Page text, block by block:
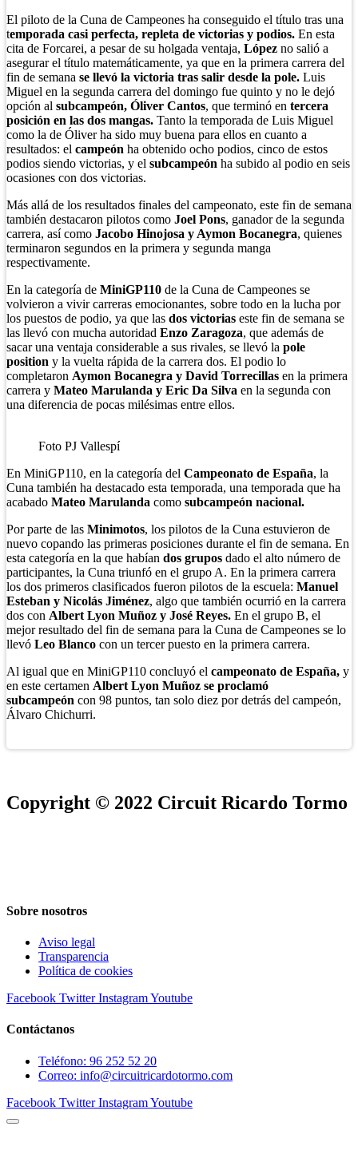
El piloto de la Cuna de Campeones ha conseguido el título tras una
temporada casi perfecta, repleta de victorias y podios. En esta
cita de Forcarei, a pesar de su holgada ventaja, López no salió a
asegurar el título matemáticamente, ya que en la primera carrera del
fin de semana se llevó la victoria tras salir desde la pole. Luis
Miguel en la segunda carrera del domingo fue quinto y no le dejó
opción al subcampeón, Óliver Cantos, que terminó en tercera
posición en las dos mangas. Tanto la temporada de Luis Miguel
como la de Óliver ha sido muy buena para ellos en cuanto a
resultados: el campeón ha obtenido ocho podios, cinco de estos
podios siendo victorias, y el subcampeón ha subido al podio en seis
ocasiones con dos victorias.
Más allá de los resultados finales del campeonato, este fin de semana
también destacaron pilotos como Joel Pons, ganador de la segunda
carrera, así como Jacobo Hinojosa y Aymon Bocanegra, quienes
terminaron segundos en la primera y segunda manga
respectivamente.
En la categoría de MiniGP110 de la Cuna de Campeones se
volvieron a vivir carreras emocionantes, sobre todo en la lucha por
los puestos de podio, ya que las dos victorias este fin de semana se
las llevó con mucha autoridad Enzo Zaragoza, que además de
sacar una ventaja considerable a sus rivales, se llevó la pole
position y la vuelta rápida de la carrera dos. El podio lo
completaron Aymon Bocanegra y David Torrecillas en la primera
carrera y Mateo Marulanda y Eric Da Silva en la segunda con
una diferencia de pocas milésimas entre ellos.
Foto PJ Vallespí
En MiniGP110, en la categoría del Campeonato de España, la
Cuna también ha destacado esta temporada, una temporada que ha
acabado Mateo Marulanda como subcampeón nacional.
Por parte de las Minimotos, los pilotos de la Cuna estuvieron de
nuevo copando las primeras posiciones durante el fin de semana. En
esta categoría en la que habían dos grupos dado el alto número de
participantes, la Cuna triunfó en el grupo A. En la primera carrera
los dos primeros clasificados fueron pilotos de la escuela: Manuel
Esteban y Nicolás Jiménez, algo que también ocurrió en la carrera
dos con Albert Lyon Muñoz y José Reyes. En el grupo B, el
mejor resultado del fin de semana para la Cuna de Campeones se lo
llevó Leo Blanco con un tercer puesto en la primera carrera.
Al igual que en MiniGP110 concluyó el campeonato de España, y
en este certamen Albert Lyon Muñoz se proclamó
subcampeón con 98 puntos, tan solo diez por detrás del campeón,
Álvaro Chichurri.
Copyright © 2022 Circuit Ricardo Tormo
Sobre nosotros
Aviso legal
Transparencia
Política de cookies
Facebook Twitter InstagramYoutube
Contáctanos
Teléfono: 96 252 52 20
Correo: info@circuitricardotormo.com
Facebook Twitter InstagramYoutube